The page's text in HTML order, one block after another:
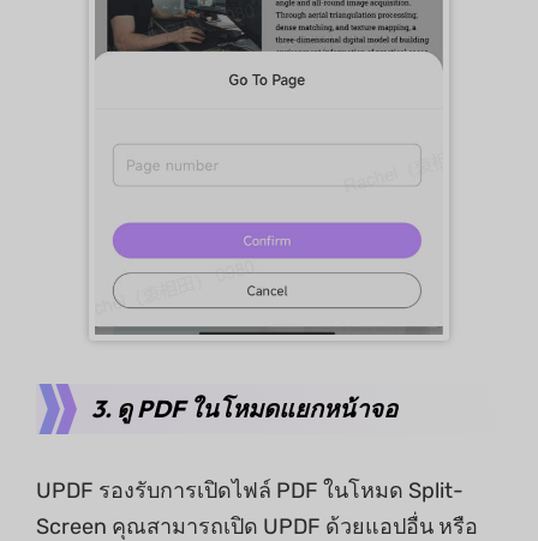
3. ดู PDF ในโหมดแยกหน้าจอ
UPDF รองรับการเปิดไฟล์ PDF ในโหมด Split-
Screen คุณสามารถเปิด UPDF ด้วยแอปอื่น หรือ